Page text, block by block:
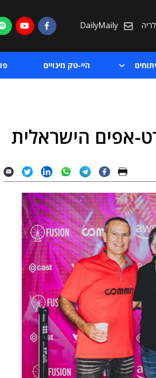
DailyMaily
היי-טק מינויים
אפים הישראלית